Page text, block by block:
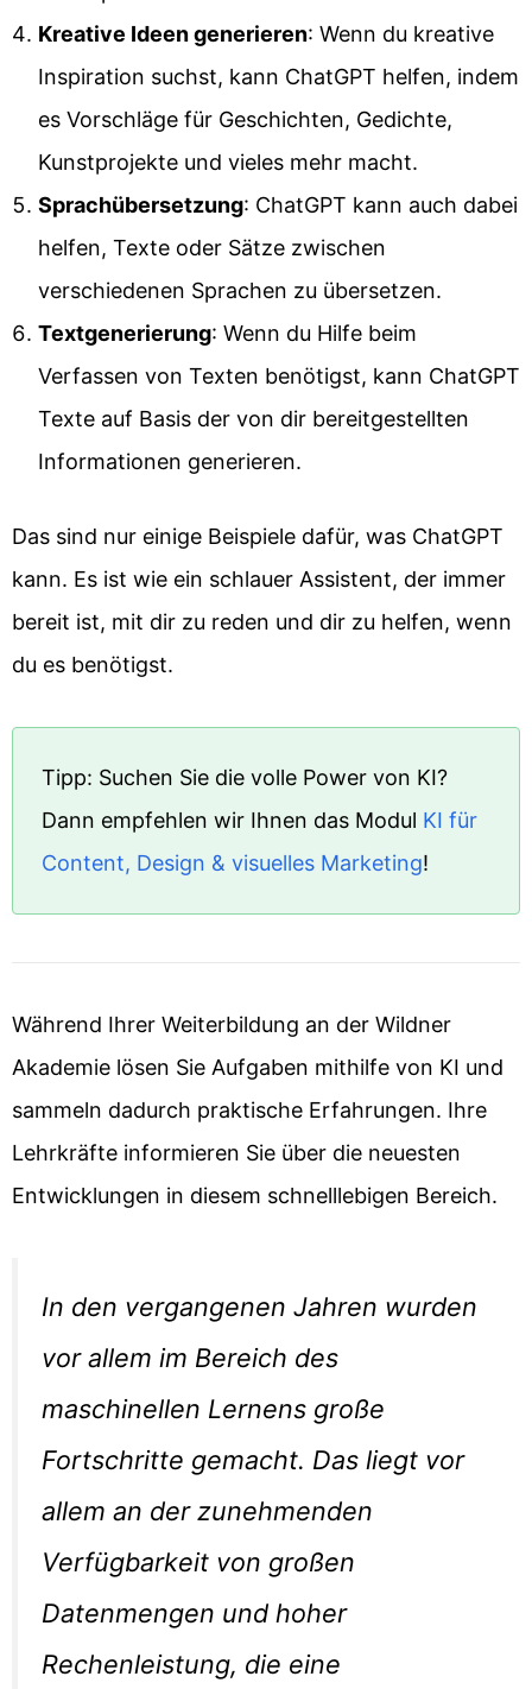
Kreative Ideen generieren: Wenn du kreative
Inspiration suchst, kann ChatGPT helfen, indem
es Vorschläge für Geschichten, Gedichte,
Kunstprojekte und vieles mehr macht.
Sprachübersetzung: ChatGPT kann auch dabei
helfen, Texte oder Sätze zwischen
verschiedenen Sprachen zu übersetzen.
Textgenerierung: Wenn du Hilfe beim
Verfassen von Texten benötigst, kann ChatGPT
Texte auf Basis der von dir bereitgestellten
Informationen generieren.
Das sind nur einige Beispiele dafür, was ChatGPT
kann. Es ist wie ein schlauer Assistent, der immer
bereit ist, mit dir zu reden und dir zu helfen, wenn
du es benötigst.
Tipp: Suchen Sie die volle Power von KI?
Dann empfehlen wir Ihnen das Modul KI für
Content, Design & visuelles Marketing!
Während Ihrer Weiterbildung an der Wildner
Akademie lösen Sie Aufgaben mithilfe von KI und
sammeln dadurch praktische Erfahrungen. Ihre
Lehrkräfte informieren Sie über die neuesten
Entwicklungen in diesem schnelllebigen Bereich.
In den vergangenen Jahren wurden
vor allem im Bereich des
maschinellen Lernens große
Fortschritte gemacht. Das liegt vor
allem an der zunehmenden
Verfügbarkeit von großen
Datenmengen und hoher
Rechenleistung, die eine